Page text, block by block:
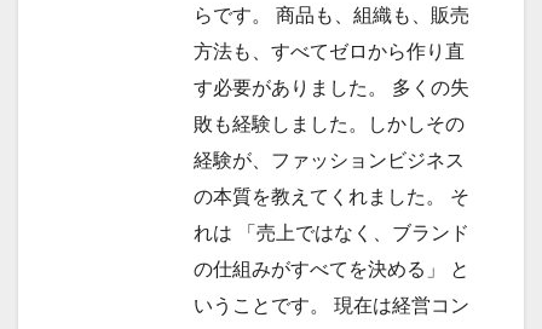
らです。 商品も、組織も、販売
方法も、すべてゼロから作り直
す必要がありました。 多くの失
敗も経験しました。しかしその
経験が、ファッションビジネス
の本質を教えてくれました。 そ
れは 「売上ではなく、ブランド
の仕組みがすべてを決める」 と
いうことです。 現在は経営コン